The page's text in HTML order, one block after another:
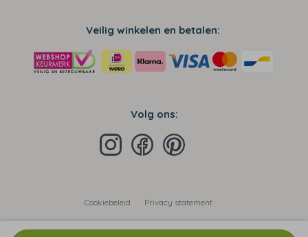
Veilig winkelen en betalen:
Volg ons:
Cookiebeleid Privacy statement
Algemene voorwaarden